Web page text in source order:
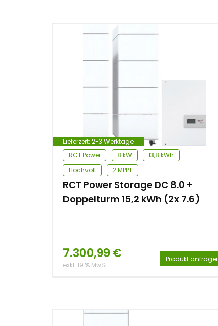
Lieferzeit: 2-3 Werktage
RCT Power
8 kW
13,8 kWh
Hochvolt
2 MPPT
RCT Power Storage DC 8.0 +
Doppelturm 15,2 kWh (2x 7.6)
7.300,99€
exkl. 19 % MwSt.
Produkt